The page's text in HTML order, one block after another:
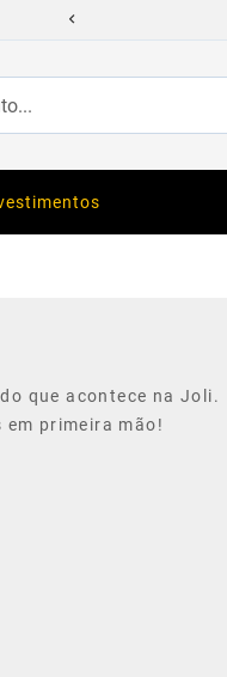
que acontece na Joli.
em primeira mão!